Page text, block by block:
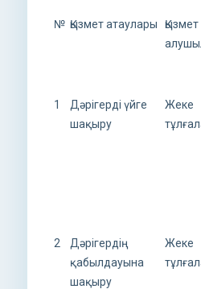
№ Қызмет атаулары
Қызмет
1
Дәрігерді үйге
шақыру
Жеке
2
Дәрігердің
қабылдауына
шақыру
Жеке